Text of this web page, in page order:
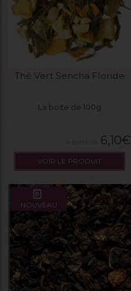
Thé Vert Sencha Floride
La boite de 100g
6,10€
VOIR LE PRODUIT
NOUVEAU